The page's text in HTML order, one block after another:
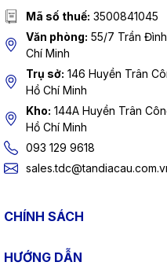
Mã số thuế: 3500841045
Văn phòng: 55/7 Trần
Chí Minh
Trụ sở: 146 Huyền Trân
Hồ Chí Minh
Kho: 144A Huyền Trân
Hồ Chí Minh
093 129 9618
CHÍNH SÁCH
HƯỚNG DẪN